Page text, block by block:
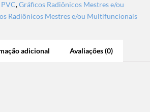
,Gráficos Radiônicos Mestres e/ou
Radiônicos Mestres e/ou Multifuncionais
adicional Avaliações (0)